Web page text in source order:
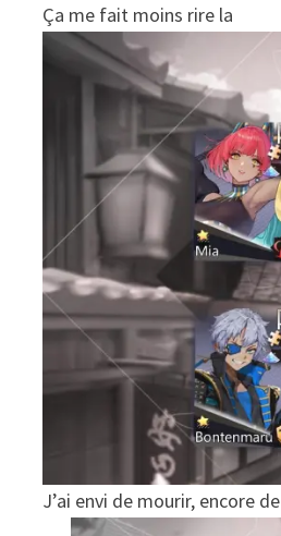
Ça me fait moins rire la
J’ai envi de mourir, encore